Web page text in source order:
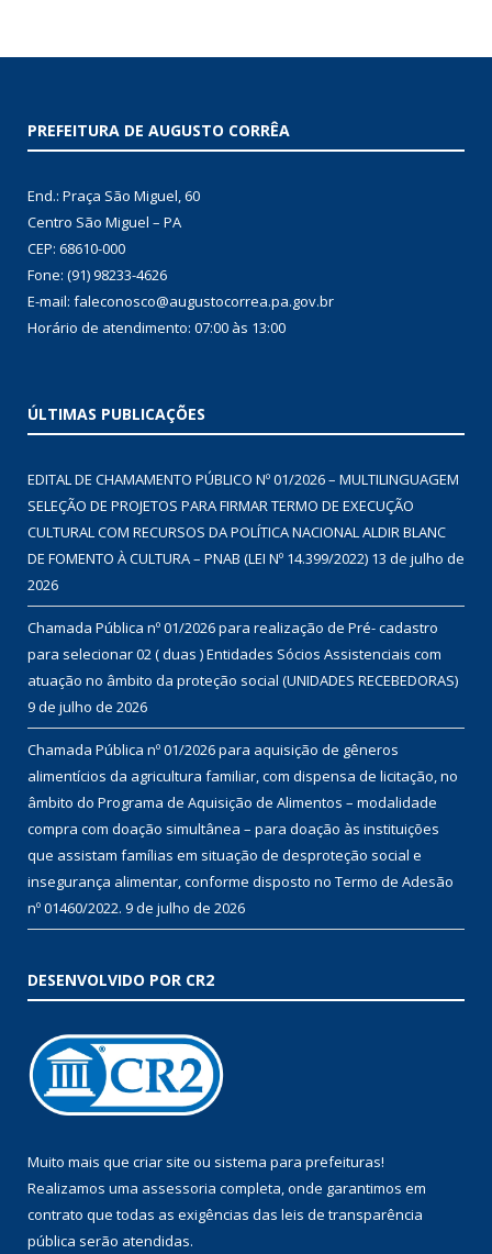
PREFEITURA DE AUGUSTO CORRÊA
End.: Praça São Miguel, 60
Centro São Miguel – PA
CEP: 68610-000
Fone: (91) 98233-4626
E-mail: faleconosco@augustocorrea.pa.gov.br
Horário de atendimento: 07:00 às 13:00
ÚLTIMAS PUBLICAÇÕES
EDITAL DE CHAMAMENTO PÚBLICO Nº 01/2026 – MULTILINGUAGEM
SELEÇÃO DE PROJETOS PARA FIRMAR TERMO DE EXECUÇÃO
CULTURAL COM RECURSOS DA POLÍTICA NACIONAL ALDIR BLANC
DE FOMENTO À CULTURA – PNAB (LEI Nº 14.399/2022) 13 de julho de
2026
Chamada Pública nº 01/2026 para realização de Pré- cadastro
para selecionar 02 ( duas ) Entidades Sócios Assistenciais com
atuação no âmbito da proteção social (UNIDADES RECEBEDORAS)
9 de julho de 2026
Chamada Pública nº 01/2026 para aquisição de gêneros
alimentícios da agricultura familiar, com dispensa de licitação, no
âmbito do Programa de Aquisição de Alimentos – modalidade
compra com doação simultânea – para doação às instituições
que assistam famílias em situação de desproteção social e
insegurança alimentar, conforme disposto no Termo de Adesão
nº 01460/2022. 9 de julho de 2026
DESENVOLVIDO POR CR2
Muito mais que criar site ou sistema para prefeituras!
Realizamos uma assessoria completa, onde garantimos em
contrato que todas as exigências das leis de transparência
pública serão atendidas.